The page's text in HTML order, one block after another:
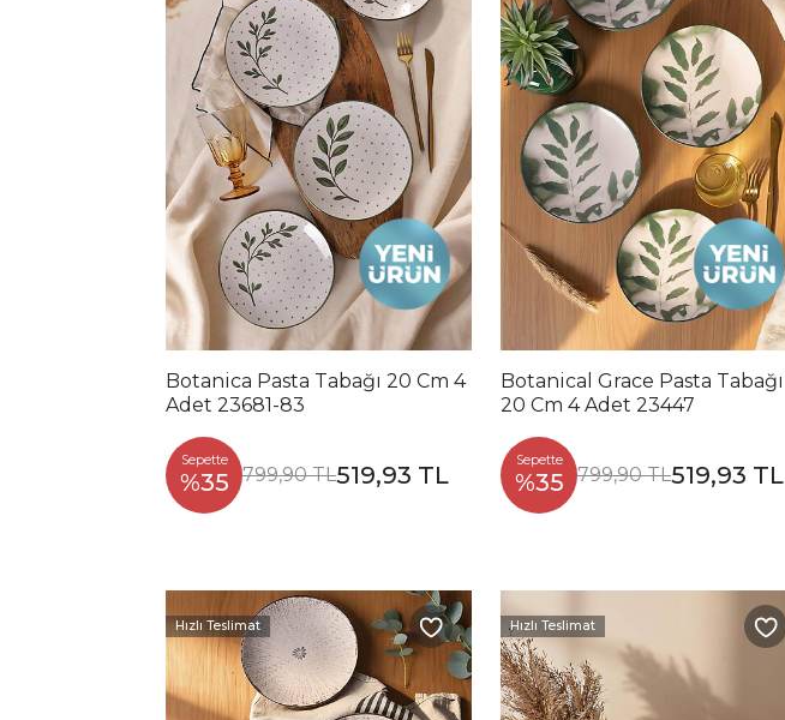
Botanica Pasta Tabağı 20 Cm 4
Adet 23681-83
Sepette
%35 799,90 TL519,93 TL
Botanical Grace Pasta Tabağı
20 Cm 4 Adet 23447
Sepette
%35 799,90 TL519,93 TL
Hızlı Teslimat Hızlı Teslimat